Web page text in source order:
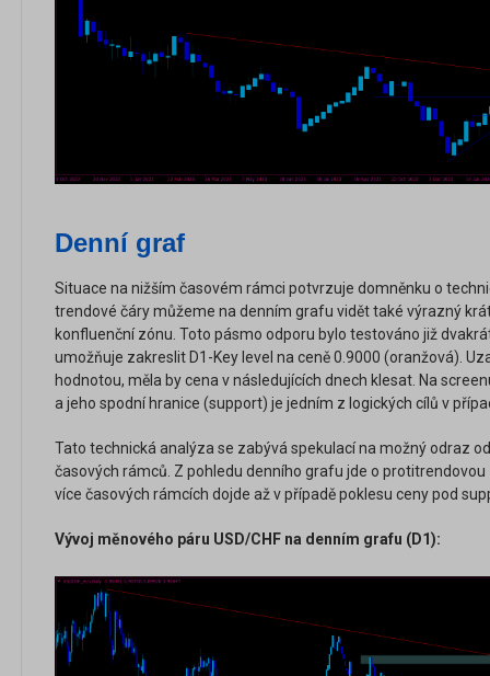
Denní graf
Situace na nižším časovém rámci potvrzuje domněnku o
trendové čáry můžeme na denním grafu vidět také výrazný
konfluenční zónu. Toto pásmo odporu bylo testováno již
umožňuje zakreslit D1-Key level na ceně 0.9000 (oranžová).
hodnotou, měla by cena v následujících dnech klesat. Na
a jeho spodní hranice (support) je jedním z logických cílů v
Tato technická analýza se zabývá spekulací na možný odraz
časových rámců. Z pohledu denního grafu jde o
více časových rámcích dojde až v případě poklesu ceny pod
Vývoj měnového páru USD/CHF na denním grafu (D1):